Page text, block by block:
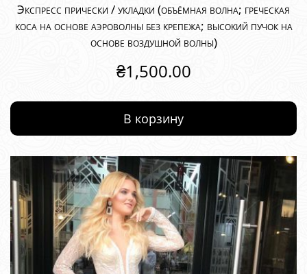
Экспресс прически / укладки (объёмная волна; греческая
коса на основе аэроволны без крепежа; высокий пучок на
основе воздушной волны)
₴1,500.00
В корзину